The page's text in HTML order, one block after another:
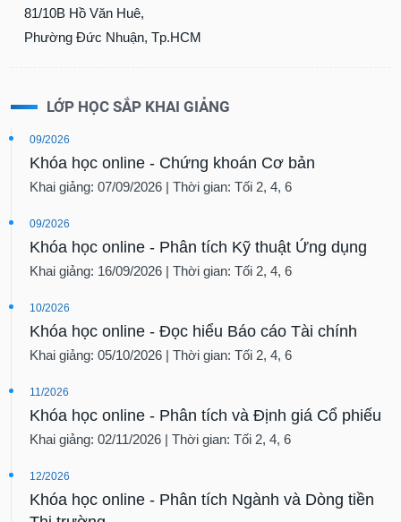
81/10B Hồ Văn Huê,
Phường Đức Nhuận, Tp.HCM
LỚP HỌC SẮP KHAI GIẢNG
09/2026
Khóa học online - Chứng khoán Cơ bản
Khai giảng: 07/09/2026 | Thời gian: Tối 2, 4, 6
09/2026
Khóa học online - Phân tích Kỹ thuật Ứng dụng
Khai giảng: 16/09/2026 | Thời gian: Tối 2, 4, 6
10/2026
Khóa học online - Đọc hiểu Báo cáo Tài chính
Khai giảng: 05/10/2026 | Thời gian: Tối 2, 4, 6
11/2026
Khóa học online - Phân tích và Định giá Cổ phiếu
Khai giảng: 02/11/2026 | Thời gian: Tối 2, 4, 6
12/2026
Khóa học online - Phân tích Ngành và Dòng tiền